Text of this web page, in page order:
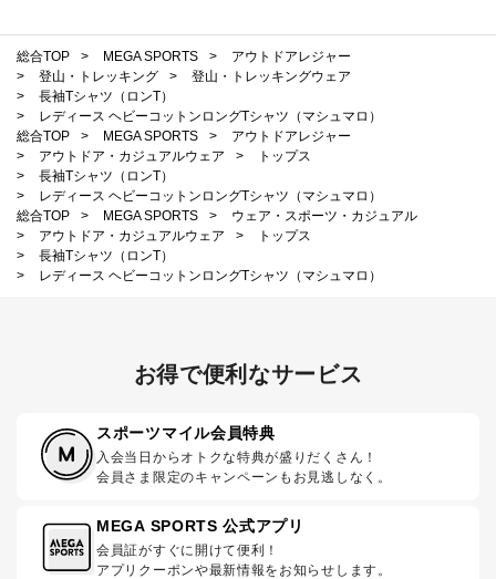
総合TOP > MEGA SPORTS >
アウトドアレジャー
>
登山・トレッキング >
登山・トレッキングウェア
>
長袖Tシャツ（ロンT）
>
レディース ヘビーコットンロングTシャツ（マシュマロ）
総合TOP
> MEGA SPORTS >
アウトドアレジャー
>
アウトドア・カジュアルウェア >
トップス
>
長袖Tシャツ（ロンT）
>
レディース ヘビーコットンロングTシャツ（マシュマロ）
総合TOP
> MEGA SPORTS >
ウェア・スポーツ・カジュアル
>
アウトドア・カジュアルウェア >
トップス
>
長袖Tシャツ（ロンT）
>
レディース ヘビーコットンロングTシャツ（マシュマロ）
お得で便利なサービス
スポーツマイル会員特典
入会当日からオトクな特典が盛りだくさん！
会員さま限定のキャンペーンもお見逃しなく。
MEGA SPORTS 公式アプリ
会員証がすぐに開けて便利！
アプリクーポンや最新情報をお知らせします。